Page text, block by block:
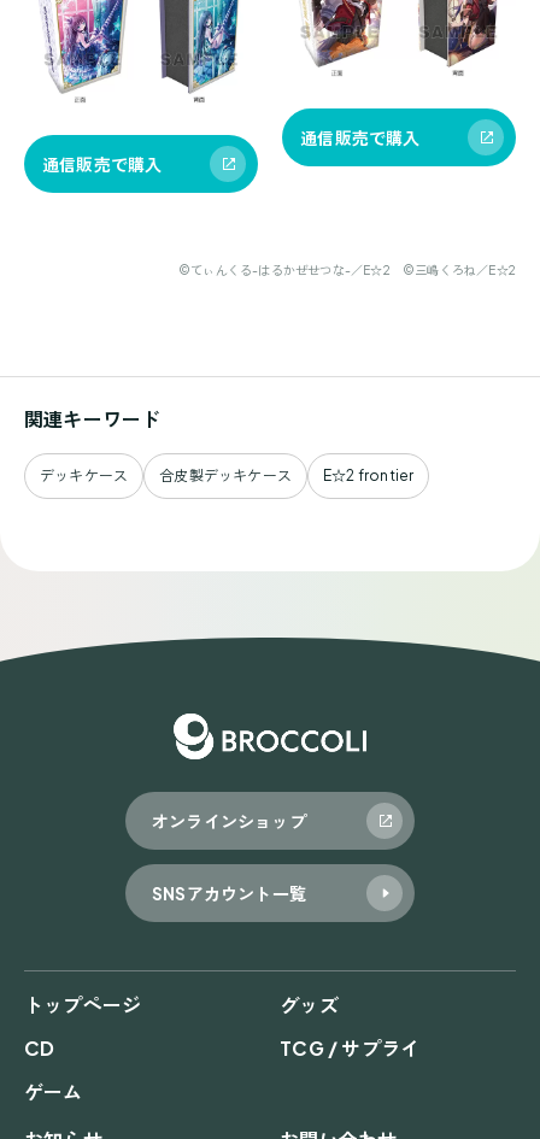
通信販売で購入
通信販売で購入
©てぃんくる-はるかぜせつな-／E☆2 ©三嶋くろね／E☆2
関連キーワード
デッキケース 合皮製デッキケース E☆2 frontier
オンラインショップ
SNSアカウント一覧
トップページ
グッズ
CD
TCG / サプライ
ゲーム